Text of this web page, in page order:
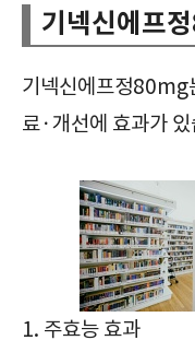
기넥신에프
기넥신에프정80mg
료·개선에 효과가
1. 주효능 효과